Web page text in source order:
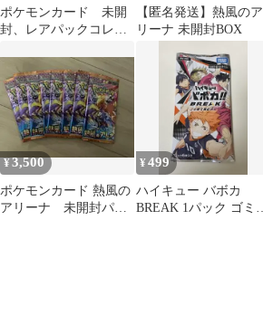
ポケモンカード 未開
封、レアパックコレク
【匿名発送】熱風のア
リーナ 未開封BOX
¥3,500
ポケモンカード 熱風の
アリーナ 未開封パッ
¥499
ハイキュー バボカ
BREAK 1パック ゴミ捨